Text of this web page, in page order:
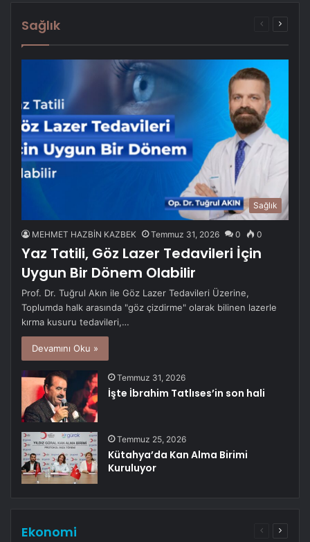
Sağlık
ÖncekiSonraki
Sağlık
MEHMET HAZBİN KAZBEK Temmuz 31, 2026 0 0
Yaz Tatili, Göz Lazer Tedavileri İçin
Uygun Bir Dönem Olabilir
Prof. Dr. Tuğrul Akın ile Göz Lazer Tedavileri Üzerine,
Toplumda halk arasında "göz çizdirme" olarak bilinen lazerle
kırma kusuru tedavileri,…
Devamını Oku »
Temmuz 31, 2026
İşte İbrahim Tatlıses’in son hali
Temmuz 25, 2026
Kütahya’da Kan Alma Birimi
Kuruluyor
Ekonomi
ÖncekiSonraki